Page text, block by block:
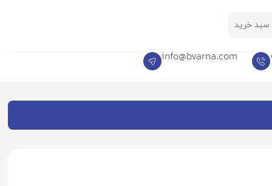
سبد خرید
info@bvarna.com